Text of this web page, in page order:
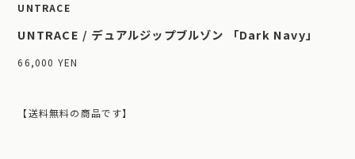
UNTRACE
UNTRACE / デュアルジップブルゾン 「Dark Navy」
66,000 YEN
【送料無料の商品です】